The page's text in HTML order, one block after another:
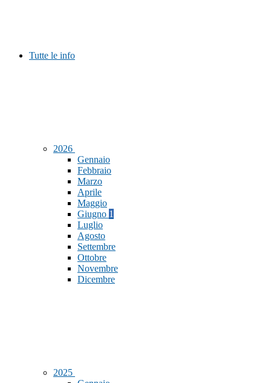
Tutte le info
2026
Gennaio
Febbraio
Marzo
Aprile
Maggio
Giugno 1
Luglio
Agosto
Settembre
Ottobre
Novembre
Dicembre
2025